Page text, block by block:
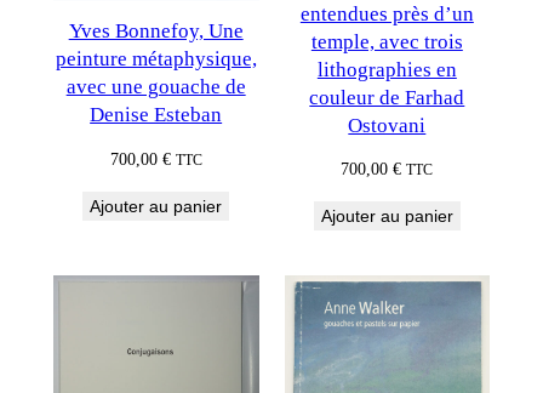
Yves Bonnefoy, Une
peinture métaphysique,
avec une gouache de
Denise Esteban
700,00 € TTC
Ajouter au panier
entendues près d’un
temple, avec trois
lithographies en
couleur de Farhad
Ostovani
700,00€ TTC
Ajouter au panier